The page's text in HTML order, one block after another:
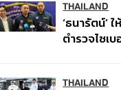
พิพาท ‘มาเว
‘โทน บางแ
จ่ายหนี้-แอ
THAILAND
‘ธนารัตน์’
ตำรวจไซเ
THAILAND